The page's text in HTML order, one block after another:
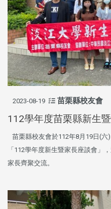
2023-08-19 苗栗縣校友會
112學年度苗栗縣新生
苗栗縣校友會於112年8月19日(
「112學年度新生暨家長座談會」
家長齊聚交流。